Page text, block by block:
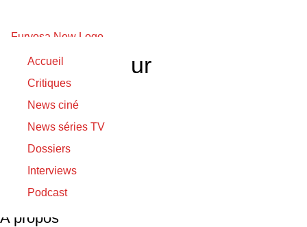
Accueil
Critiques
News ciné
News séries TV
Dossiers
Interviews
Podcast
Richard Masur
15/06/2019
15/06/2019
Les Patriotes
A propos